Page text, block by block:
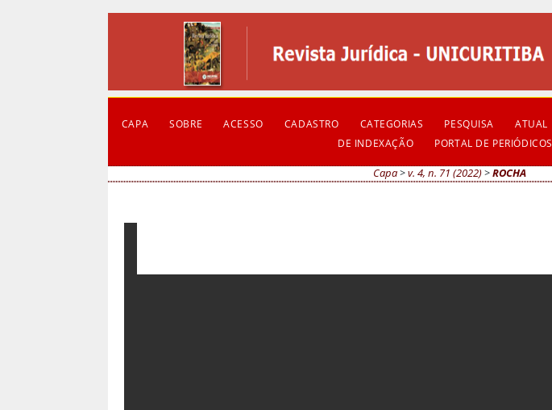
CAPA SOBRE ACESSO CADASTRO CATEGORIAS PESQUISA ATUAL
DE INDEXAÇÃO
PORTAL DE PERIÓDICOS
Capa>v. 4, n. 71 (2022)>ROCHA